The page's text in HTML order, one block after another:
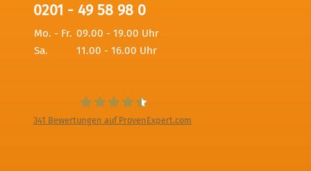
0201 - 49 58 98 0
Mo. - Fr. 09.00 - 19.00 Uhr
Sa.
11.00 - 16.00 Uhr
341 Bewertungen auf ProvenExpert.com